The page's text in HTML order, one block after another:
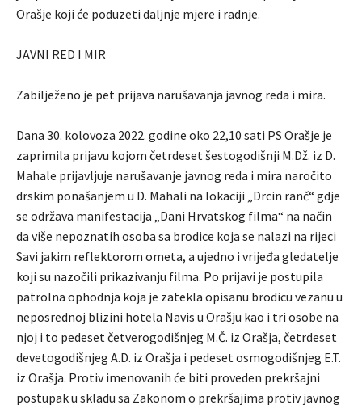
Orašje koji će poduzeti daljnje mjere i radnje.
JAVNI RED I MIR
Zabilježeno je pet prijava narušavanja javnog reda i mira.
Dana 30. kolovoza 2022. godine oko 22,10 sati PS Orašje je
zaprimila prijavu kojom četrdeset šestogodišnji M.Dž. iz D.
Mahale prijavljuje narušavanje javnog reda i mira naročito
drskim ponašanjem u D. Mahali na lokaciji „Drcin ranč“ gdje
se održava manifestacija „Dani Hrvatskog filma“ na način
da više nepoznatih osoba sa brodice koja se nalazi na rijeci
Savi jakim reflektorom ometa, a ujedno i vrijeđa gledatelje
koji su nazočili prikazivanju filma. Po prijavi je postupila
patrolna ophodnja koja je zatekla opisanu brodicu vezanu u
neposrednoj blizini hotela Navis u Orašju kao i tri osobe na
njoj i to pedeset četverogodišnjeg M.Č. iz Orašja, četrdeset
devetogodišnjeg A.D. iz Orašja i pedeset osmogodišnjeg E.T.
iz Orašja. Protiv imenovanih će biti proveden prekršajni
postupak u skladu sa Zakonom o prekršajima protiv javnog